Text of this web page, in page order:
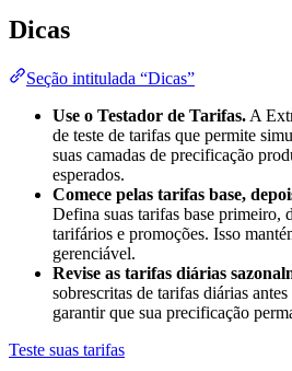
Dicas
Seção intitulada “Dicas”
Use o Testador de Tarifas. A
de teste de tarifas que permite
suas camadas de precificação
esperados.
Comece pelas tarifas base,
Defina suas tarifas base primeiro,
tarifários e promoções. Isso
gerenciável.
Revise as tarifas diárias
sobrescritas de tarifas diárias
garantir que sua precificação
Teste suas tarifas